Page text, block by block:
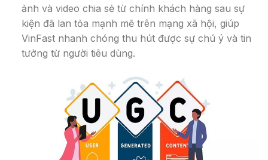
ảnh và video chia sẻ từ chính khách hàng sau sự
kiện đã lan tỏa mạnh mẽ trên mạng xã hội, giúp
VinFast nhanh chóng thu hút được sự chú ý và tin
tưởng từ người tiêu dùng.